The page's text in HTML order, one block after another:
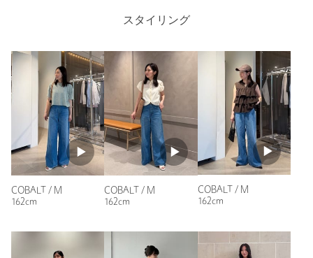
注文キャンセル
返品 対象商品 返品等について
対象外商品 裾上げについて
WOMEN
カテゴリー パンツ | デニムパンツ
サイズ XS S M
ライトブルーの色味も、程よくヴィンテージ感があって、きれ
性別：
女性
年代：
30代後半
152cm
普段の着用サイズ：～XS
5人が参考になったと回答
参考になった
スタイリング
COBALT / M
162cm
COBALT / M
162cm
COBALT / M
162cm